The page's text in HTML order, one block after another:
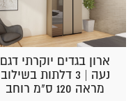
ארון בגדים יוקרתי דגם
נעה | 3 דלתות בשילוב
מראה 120 ס"מ רוחב